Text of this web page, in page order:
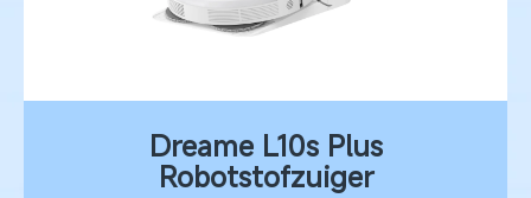
Dreame L10s Plus
Robotstofzuiger